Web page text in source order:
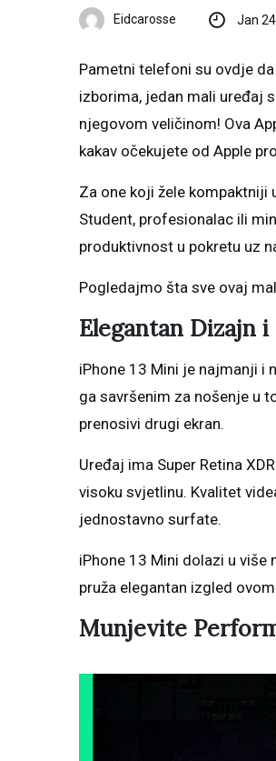
Eidcarosse Jan
Pametni telefoni su ovdje
izborima, jedan mali uređaj
njegovom veličinom! Ova
kakav očekujete od Apple
Za one koji žele kompaktniji
Student, profesionalac ili
produktivnost u pokretu uz
Pogledajmo šta sve ovaj
Elegantan Dizajn
iPhone 13 Mini je najmanji i
ga savršenim za nošenje u
prenosivi drugi ekran.
Uređaj ima Super Retina
visoku svjetlinu. Kvalitet
jednostavno surfate.
iPhone 13 Mini dolazi u više
pruža elegantan izgled
Munjevite